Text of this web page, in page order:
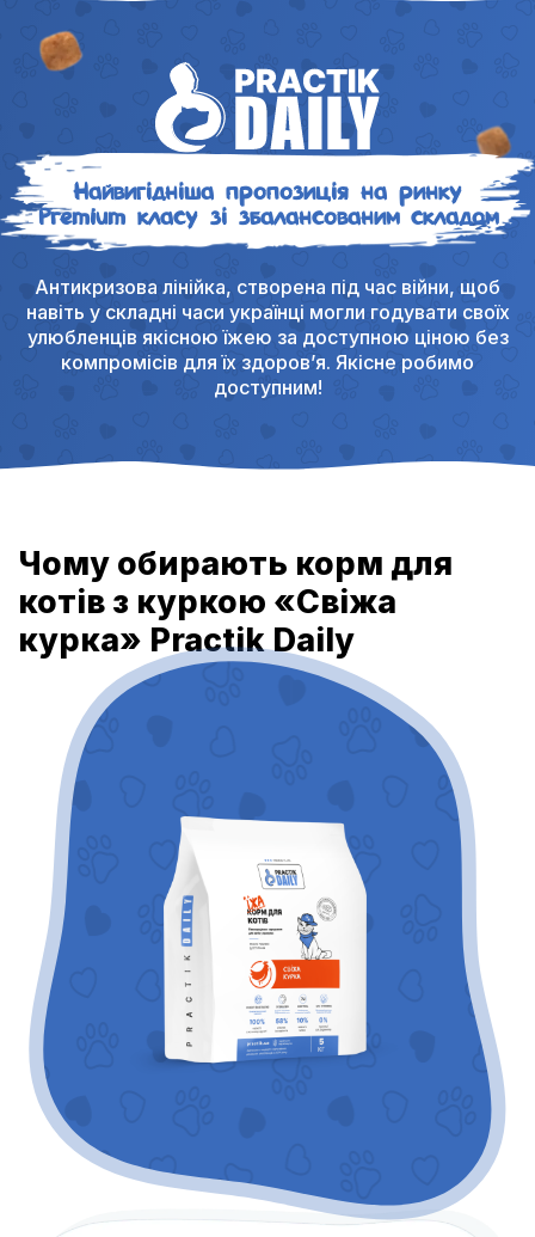
Найвигідніша пропозиція на ринку
Premium класу зі збалансованим складом
Антикризова лінійка, створена під час війни, щоб
навіть у складні часи українці могли годувати своїх
улюбленців якісною їжею за доступною ціною без
компромісів для їх здоров’я. Якісне робимо
доступним!
Чому обирають корм для
котів з куркою «Свіжа
курка» Practik Daily